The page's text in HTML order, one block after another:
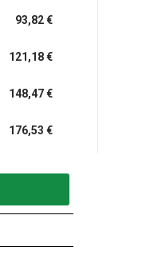
93,82 €
121,18 €
148,47 €
176,53 €